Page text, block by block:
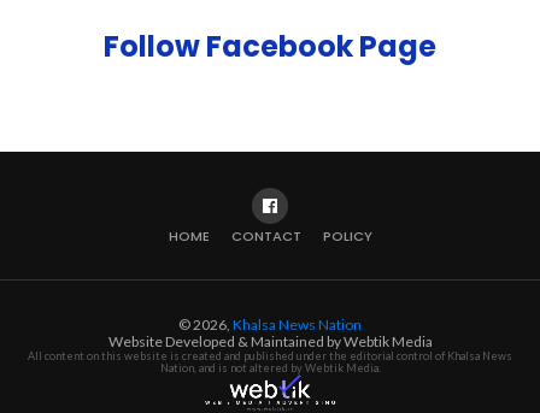
Follow Facebook Page
HOME CONTACT POLICY
© 2026, Khalsa News Nation
Website Developed & Maintained by Webtik Media
All content on this website is created and published under the editorial control of Khalsa News
Nation, and is not altered by Webtik Media.